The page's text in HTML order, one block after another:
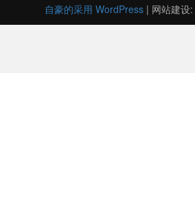
自豪的采用 WordPress | 网站建设: